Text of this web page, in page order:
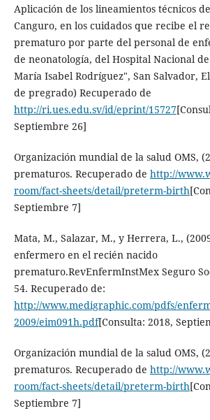
Aplicación de los lineamientos técnicos
Canguro, en los cuidados que recibe el
prematuro por parte del personal de
de neonatología, del Hospital Nacional
María Isabel Rodríguez", San Salvador,
de pregrado) Recuperado de
http://ri.ues.edu.sv/id/eprint/15727
Septiembre 26]
Organización mundial de la salud OMS,
prematuros. Recuperado de http://
room/fact-sheets/detail/preterm-birth
Septiembre 7]
Mata, M., Salazar, M., y Herrera, L.,
enfermero en el recién nacido
prematuro.RevEnfermInstMex Seguro
54. Recuperado de:
http://www.medigraphic.com/pdfs/
2009/eim091h.pdf[Consulta: 2018,
Organización mundial de la salud OMS,
prematuros. Recuperado de http://
room/fact-sheets/detail/preterm-birth
Septiembre 7]